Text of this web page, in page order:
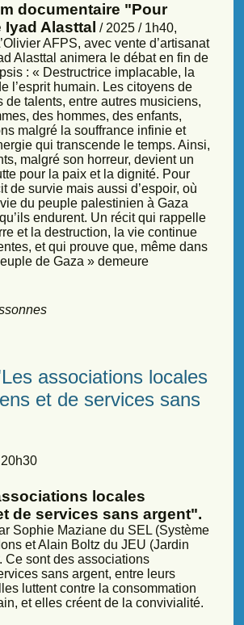
documentaire "Pour
Iyad Alasttal / 2025 / 1h40,
AFPS, avec vente d’artisanat
Alasttal animera le débat en fin de
: « Destructrice implacable, la
l’esprit humain. Les citoyens de
talents, entre autres musiciens,
des hommes, des enfants,
malgré la souffrance infinie et
qui transcende le temps. Ainsi,
malgré son horreur, devient un
pour la paix et la dignité. Pour
de survie mais aussi d’espoir, où
vie du peuple palestinien à Gaza
endurent. Un récit qui rappelle
et la destruction, la vie continue
et qui prouve que, même dans
de Gaza » demeure
associations locales
et de services sans
locales
de services sans argent".
Sophie Maziane du SEL (Système
et Alain Boltz du JEU (Jardin
Ce sont des associations
sans argent, entre leurs
luttent contre la consommation
et elles créent de la convivialité.